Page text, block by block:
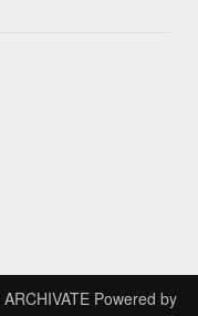
ARCHIVATEPowered by